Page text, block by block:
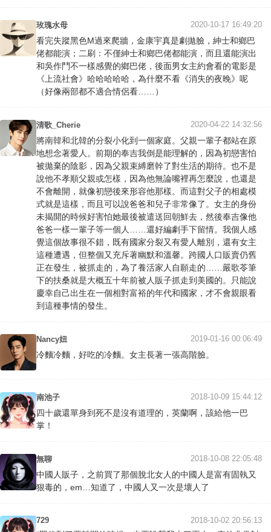
玫瑰水母 2020-10-17 16:49:20
看完失蹤黑色M過來爬牆，金康宇真是劇拋臉，紳士和鄉巴
佬都能演；二刷：不僅紳士和鄉巴佬都能演，而且還能演出
和吳作鬥不一樣感覺的鄉巴佬，後面男女主約會看的電影是
《上流社會》哈哈哈哈哈，為什麼不看《消失的夜晚》呢
（好像兩部都不適合情侶看……）
清歌_Cherie 2020-04-22 14:32:56
將南韓和北韓的分裂小化到一個家庭。父親一輩子都站在原
地想念著愛人。前期的奉吉我倒是能理解的，因為初戀害怕
被拋棄的陰影，因為父親束縛磨幹了對生活的期待。也不是
說他不孝順父親或怎樣，因為他無論嘴裡再怎麼說，也還是
不會離開，就像初戀後來形容他那樣。而這對父子的相處模
式就是這樣，而且可以說爸爸和兒子非常像了。女主的身份
未揭開的時候好害怕她最後被遣送回朝鮮去，然後奉吉像他
爸爸一樣一輩子等一個人……還好編劇手下留情。我個人感
覺這個故事很不錯，既有國家分裂又有愛人離別，還有女主
這種遭遇，但整個又充斥著幽默和溫馨。跨國人口販賣仍舊
正在發生，被抓走的，為了養活家人自願走的……嚴歌苓筆
下的扶桑就是大概五十年前被人販子抓走到美國的。只能說
慶幸自己出生在一個相對富裕的年代和國家，才不會親眼看
到這種事情的發生。
Nancy妞 2019-01-16 00:06:49
冷麵冷麵，好吃的冷麵。女主長著一張高階臉。
南池子 2018-10-09 15:44:12
四十歲還單身到死不是沒有道理的，英蘭啊，該給他一巴
掌！
無聊 2018-10-08 22:05:48
中國人販子，之前買了那個脫北女人的中國人是富有固執又
狠毒的，em…知道了，中國人又一次是壞人了
729 2018-10-02 20:56:13